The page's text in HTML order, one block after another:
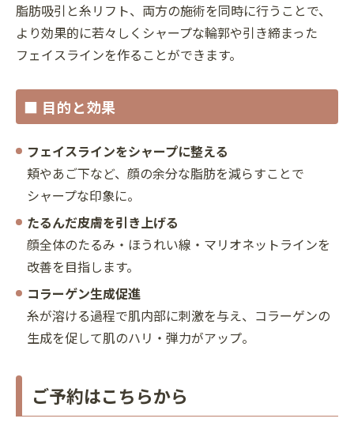
脂肪吸引と糸リフト、両方の施術を同時に行うことで、
より効果的に若々しくシャープな輪郭や引き締まった
フェイスラインを作ることができます。
■ 目的と効果
フェイスラインをシャープに整える
頬やあご下など、顔の余分な脂肪を減らすことで
シャープな印象に。
たるんだ皮膚を引き上げる
顔全体のたるみ・ほうれい線・マリオネットラインを
改善を目指します。
コラーゲン生成促進
糸が溶ける過程で肌内部に刺激を与え、コラーゲンの
生成を促して肌のハリ・弾力がアップ。
ご予約はこちらから